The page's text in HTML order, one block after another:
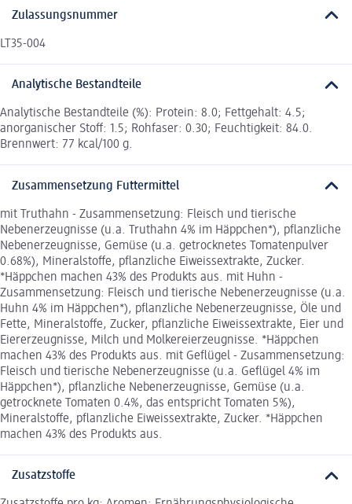
Zulassungsnummer
LT35-004
Analytische Bestandteile
Analytische Bestandteile (%): Protein: 8.0; Fettgehalt: 4.5;
anorganischer Stoff: 1.5; Rohfaser: 0.30; Feuchtigkeit: 84.0.
Brennwert: 77 kcal/100 g.
Zusammensetzung Futtermittel
mit Truthahn - Zusammensetzung: Fleisch und tierische
Nebenerzeugnisse (u.a. Truthahn 4% im Häppchen*), pflanzliche
Nebenerzeugnisse, Gemüse (u.a. getrocknetes Tomatenpulver
0.68%), Mineralstoffe, pflanzliche Eiweissextrakte, Zucker.
*Häppchen machen 43% des Produkts aus. mit Huhn -
Zusammensetzung: Fleisch und tierische Nebenerzeugnisse (u.a.
Huhn 4% im Häppchen*), pflanzliche Nebenerzeugnisse, Öle und
Fette, Mineralstoffe, Zucker, pflanzliche Eiweissextrakte, Eier und
Eiererzeugnisse, Milch und Molkereierzeugnisse. *Häppchen
machen 43% des Produkts aus. mit Geflügel - Zusammensetzung:
Fleisch und tierische Nebenerzeugnisse (u.a. Geflügel 4% im
Häppchen*), pflanzliche Nebenerzeugnisse, Gemüse (u.a.
getrocknete Tomaten 0.4%, das entspricht Tomaten 5%),
Mineralstoffe, pflanzliche Eiweissextrakte, Zucker. *Häppchen
machen 43% des Produkts aus.
Zusatzstoffe